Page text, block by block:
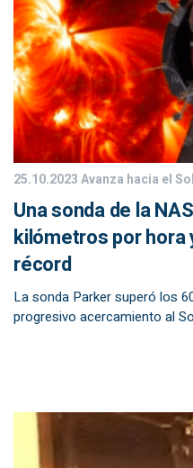
25.10.2023Avanza hacia el Sol
Una sonda de la
kilómetros por hora
récord
La sonda Parker superó los
progresivo acercamiento al